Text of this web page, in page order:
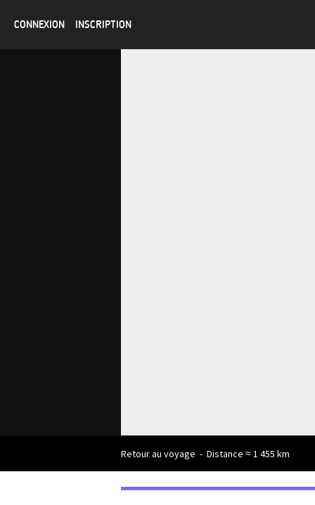
CONNEXION INSCRIPTION
Retour au voyage - Distance ≈ 1 455 km